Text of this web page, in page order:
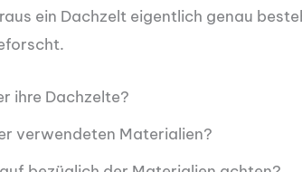
ein Dachzelt eigentlich genau
ihre Dachzelte?
verwendeten Materialien?